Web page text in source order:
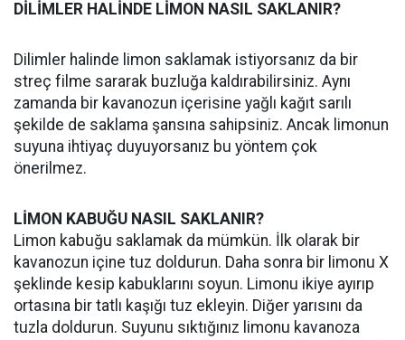
DİLİMLER HALİNDE LİMON NASIL SAKLANIR?
Dilimler halinde limon saklamak istiyorsanız da bir
streç filme sararak buzluğa kaldırabilirsiniz. Aynı
zamanda bir kavanozun içerisine yağlı kağıt sarılı
şekilde de saklama şansına sahipsiniz. Ancak limonun
suyuna ihtiyaç duyuyorsanız bu yöntem çok
önerilmez.
LİMON KABUĞU NASIL SAKLANIR?
Limon kabuğu saklamak da mümkün. İlk olarak bir
kavanozun içine tuz doldurun. Daha sonra bir limonu X
şeklinde kesip kabuklarını soyun. Limonu ikiye ayırıp
ortasına bir tatlı kaşığı tuz ekleyin. Diğer yarısını da
tuzla doldurun. Suyunu sıktığınız limonu kavanoza